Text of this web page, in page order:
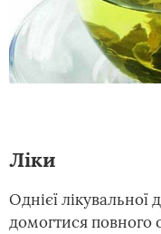
Ліки
Однієї лікувальної
домогтися